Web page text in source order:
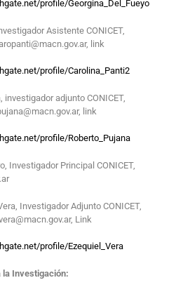
profile/Georgina_Del_Fueyo
Asistente CONICET,
link
profile/Carolina_Panti2
investigador adjunto CONICET,
link
profile/Roberto_Pujana
Investigador Principal CONICET,
Investigador Adjunto CONICET,
Link
profile/Ezequiel_Vera
la Investigación: